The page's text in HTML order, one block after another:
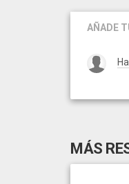
AÑADE
MÁS